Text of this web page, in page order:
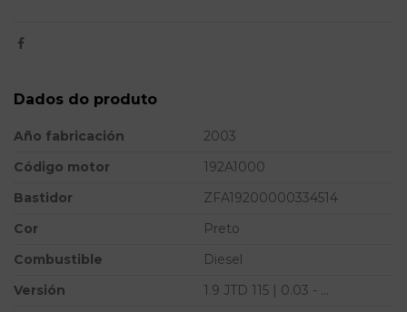
Dados do produto
Año fabricación
2003
Código motor
192A1000
Bastidor
ZFA19200000334514
Cor
Preto
Combustible
Diesel
Versión
1.9 JTD 115 | 0.03 - ...